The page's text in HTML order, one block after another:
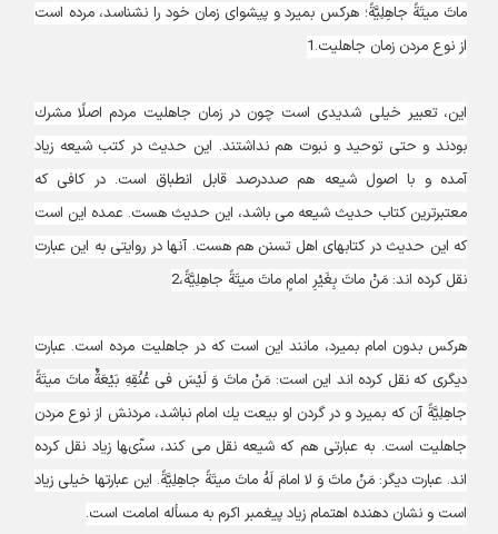
ماتَ ميتَةً جاهِلِيَّةً؛ هركس بميرد و پيشواى زمان خود را نشناسد، مرده است
از نوع مردن زمان جاهليت.1
اين، تعبير خيلى شديدى است چون در زمان جاهليت مردم اصلًا مشرك
بودند و حتى توحيد و نبوت هم نداشتند. اين حديث در كتب شيعه زياد
آمده و با اصول شيعه هم صددرصد قابل انطباق است. در كافى كه
معتبرترين كتاب حديث شيعه مى ‏باشد، اين حديث هست. عمده اين است
كه اين حديث در كتابهاى اهل تسنن هم هست. آنها در روايتى به اين عبارت
نقل كرده ‏اند: مَنْ ماتَ بِغَيْرِ امامٍ ماتَ ميتَةً جاهِلِيَّةً،2
هركس بدون امام بميرد، مانند اين است كه در جاهليت مرده است. عبارت
ديگرى كه نقل كرده‏ اند اين است: مَنْ ماتَ وَ لَيْسَ فى عُنُقِهِ بَيْعَةٌ ماتَ ميتَةً
جاهِلِيَّةً آن كه بميرد و در گردن او بيعت يك امام نباشد، مردنش از نوع مردن
جاهليت است. به عبارتى هم كه شيعه نقل مى‏ كند، سنّى‏ها زياد نقل كرده‏
اند. عبارت ديگر: مَنْ ماتَ وَ لا امامَ لَهُ ماتَ ميتَةً جاهِلِيَّةً. اين عبارتها خيلى زياد
است و نشان‏ دهنده اهتمام زياد پيغمبر اكرم به مسأله امامت است.